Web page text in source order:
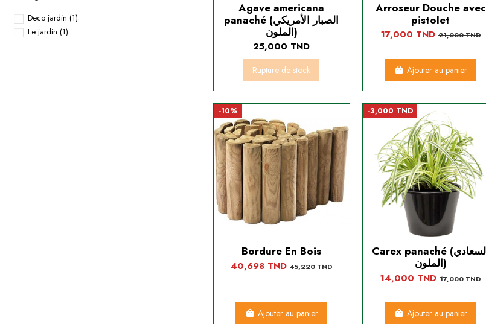
Agave americana
panaché (الصبار الأمريكي
الملون)
25,000 TND
Rupture de stock
Arroseur Douche avec
pistolet
17,000 TND21,000 TND
Ajouter au panier
-10%
Bordure En Bois
40,698 TND45,220 TND
Ajouter au panier
-3,000 TND
Carex panaché (السعادي
الملون)
14,000 TND17,000 TND
Ajouter au panier
Deco jardin (1)
Le jardin (1)